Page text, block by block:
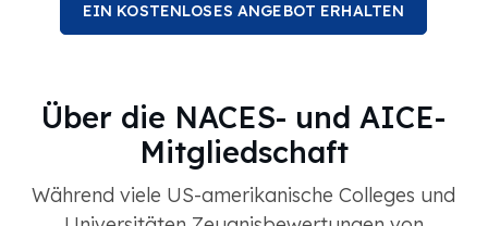
EIN KOSTENLOSES ANGEBOT ERHALTEN
Über die NACES- und AICE-
Mitgliedschaft
Während viele US-amerikanische Colleges und